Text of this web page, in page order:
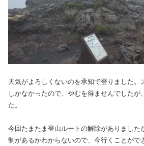
天気がよろしくないのを承知で登りました。
しかなかったので、やむを得ませんでしたが
た。
今回たまたま登山ルートの解除がありました
制があるかわからないので、今行くことがで